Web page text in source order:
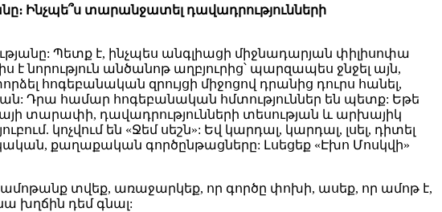
Ինչպե՞ս տարանջատել դավադրությունների
Պետք է, ինչպես անգլիացի միջնադարյան փիլիսոփա
նորություն անծանոթ աղբյուրից՝ պարզապես ջնջել այն,
հոգեբանական զրույցի միջոցով դրանից դուրս հանել,
Դրա համար հոգեբանական հմտություններ են պետք: Եթե
տարափի, դավադրությունների տեսության և արխայիկ
կոչվում են «Ջեմ սեշն»: Եվ կարդալ, կարդալ, լսել, դիտել
քաղաքական գործընթացները: Լսեցեք «Էխո Մոսկվի»
ամոթանք տվեք, առաջարկեք, որ գործը փոխի, ասեք, որ ամոթ է,
խղճին դեմ գնալ: